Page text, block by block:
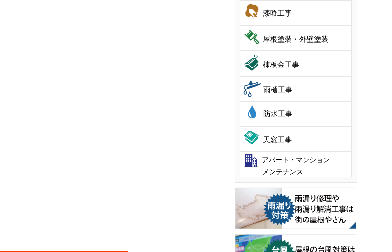
漆喰工事
屋根塗装・外壁塗装
棟板金工事
雨樋工事
防水工事
天窓工事
アパート・マンション
メンテナンス